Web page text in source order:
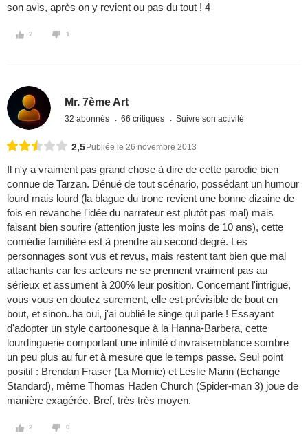
son avis, après on y revient ou pas du tout ! 4
2 1
Mr. 7ème Art
32 abonnés 66 critiques Suivre son activité
2,5 Publiée le 26 novembre 2013
Il n'y a vraiment pas grand chose à dire de cette parodie bien
connue de Tarzan. Dénué de tout scénario, possédant un humour
lourd mais lourd (la blague du tronc revient une bonne dizaine de
fois en revanche l'idée du narrateur est plutôt pas mal) mais
faisant bien sourire (attention juste les moins de 10 ans), cette
comédie familière est à prendre au second degré. Les
personnages sont vus et revus, mais restent tant bien que mal
attachants car les acteurs ne se prennent vraiment pas au
sérieux et assument à 200% leur position. Concernant l'intrigue,
vous vous en doutez surement, elle est prévisible de bout en
bout, et sinon..ha oui, j'ai oublié le singe qui parle ! Essayant
d'adopter un style cartoonesque à la Hanna-Barbera, cette
lourdinguerie comportant une infinité d'invraisemblance sombre
un peu plus au fur et à mesure que le temps passe. Seul point
positif : Brendan Fraser (La Momie) et Leslie Mann (Echange
Standard), même Thomas Haden Church (Spider-man 3) joue de
manière exagérée. Bref, très très moyen.
2 0